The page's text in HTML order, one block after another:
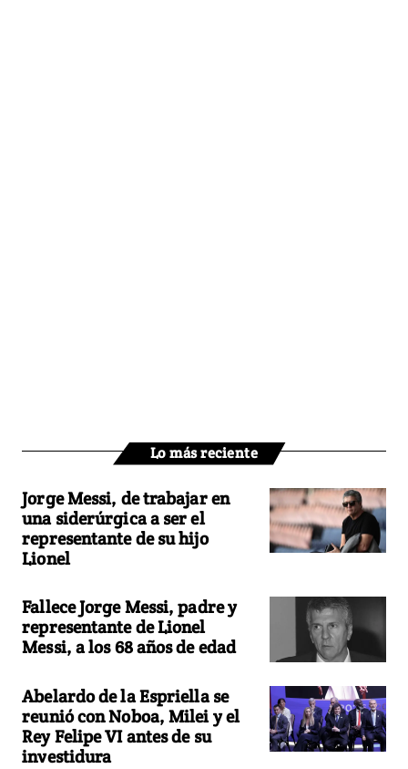
Lo más reciente
Jorge Messi, de trabajar en
una siderúrgica a ser el
representante de su hijo
Lionel
Fallece Jorge Messi, padre y
representante de Lionel
Messi, a los 68 años de edad
Abelardo de la Espriella se
reunió con Noboa, Milei y el
Rey Felipe VI antes de su
investidura